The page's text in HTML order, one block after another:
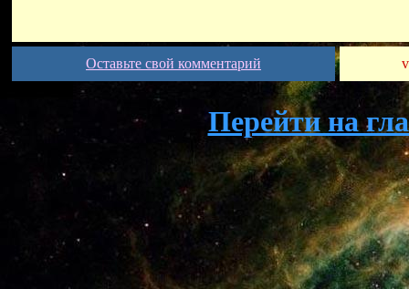
Оставьте свой комментарий
Перейти на